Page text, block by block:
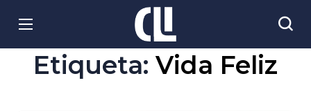
Etiqueta: Vida Feliz